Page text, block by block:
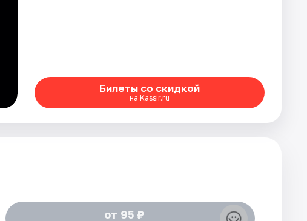
Билеты со скидкой
на Kassir.ru
от 95 ₽